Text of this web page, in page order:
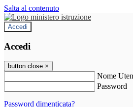
Salta al contenuto
Accedi
Accedi
button close ×
Nome
Password
Password dimenticata?